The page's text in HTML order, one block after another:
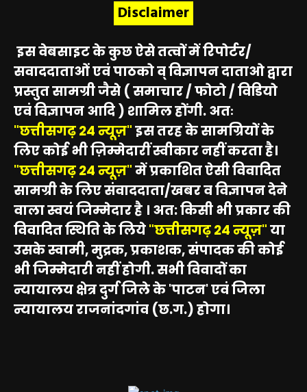
Disclaimer
इस वेबसाइट के कुछ ऐसे तत्वों में रिपोर्टर/
सवाददाताओं एवं पाठको व् विज्ञापन दाताओ द्वारा
प्रस्तुत सामग्री जैसे ( समाचार / फोटो / विडियो
एवं विज्ञापन आदि ) शामिल होंगी. अतः
"छत्तीसगढ़ 24 न्यूज़"इस तरह के सामग्रियों के
लिए कोई भी ज़िम्मेदारीं स्वीकार नहीं करता है।
"छत्तीसगढ़ 24 न्यूज़"में प्रकाशित ऐसी विवादित
सामग्री के लिए संवाददाता/खबर व विज्ञापन देने
वाला स्वयं जिम्मेदार है । अत: किसी भी प्रकार की
विवादित स्थिति के लिये"छत्तीसगढ़ 24 न्यूज़"या
उसके स्वामी, मुद्रक, प्रकाशक, संपादक की कोई
भी जिम्मेदारी नहीं होगी. सभी विवादों का
न्यायालय क्षेत्र दुर्ग जिले के 'पाटन' एवं जिला
न्यायालय राजनांदगांव (छ.ग.) होगा।